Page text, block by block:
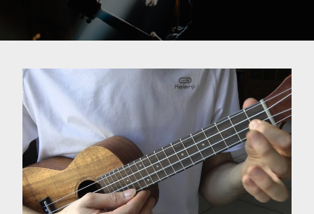
LESONCONTINU.NET